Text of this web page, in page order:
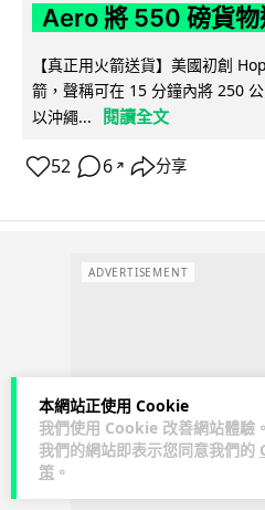
本網站正使用 Cookie
我們使用 Cookie 改善網站體驗
我們的網站即表示您同意我們的
策 。
Aero 將 550 磅貨
【真正用火箭送貨】美國初創
箭，聲稱可在 15 分鐘內將 250
以沖繩...
閱讀全文
52 6 ↗ 分享
ADVERTISEMENT